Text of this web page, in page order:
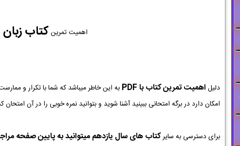
اهمیت تمرینکتاب
دلیل اهمیت تمرین کتاب با PDF
به این خاطر میباشد که شما با تکرار و
امکان دارد در برگه امتحانی ببینید آشنا شوید و بتوانید نمره خوبی را در آن
برای دسترسی به سایرکتاب های سال یازدهم میتوانید به پایین صفحه